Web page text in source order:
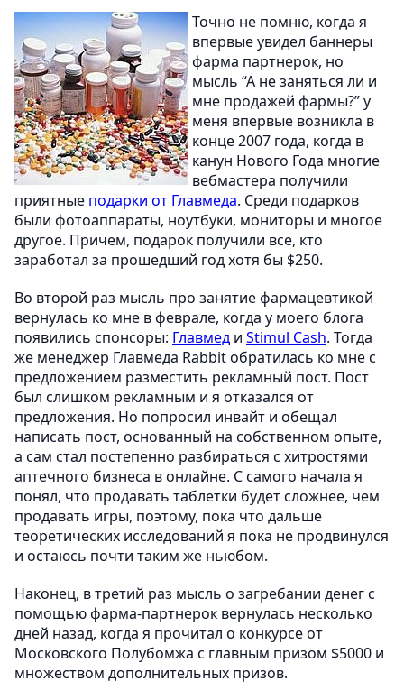
Точно не помню, когда я
впервые увидел баннеры
фарма партнерок, но
мысль “А не заняться ли и
мне продажей фармы?” у
меня впервые возникла в
конце 2007 года, когда в
канун Нового Года многие
вебмастера получили
приятные подарки от Главмеда. Среди подарков
были фотоаппараты, ноутбуки, мониторы и многое
другое. Причем, подарок получили все, кто
заработал за прошедший год хотя бы $250.
Во второй раз мысль про занятие фармацевтикой
вернулась ко мне в феврале, когда у моего блога
появились спонсоры: Главмед и Stimul Cash. Тогда
же менеджер Главмеда Rabbit обратилась ко мне с
предложением разместить рекламный пост. Пост
был слишком рекламным и я отказался от
предложения. Но попросил инвайт и обещал
написать пост, основанный на собственном опыте,
а сам стал постепенно разбираться с хитростями
аптечного бизнеса в онлайне. С самого начала я
понял, что продавать таблетки будет сложнее, чем
продавать игры, поэтому, пока что дальше
теоретических исследований я пока не продвинулся
и остаюсь почти таким же ньюбом.
Наконец, в третий раз мысль о загребании денег с
помощью фарма-партнерок вернулась несколько
дней назад, когда я прочитал о конкурсе от
Московского Полубомжа с главным призом $5000 и
множеством дополнительных призов.